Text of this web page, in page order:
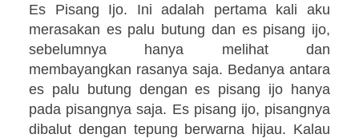
Es Pisang Ijo. Ini adalah pertama kali aku
merasakan es palu butung dan es pisang ijo,
sebelumnya hanya melihat dan
membayangkan rasanya saja. Bedanya antara
es palu butung dengan es pisang ijo hanya
pada pisangnya saja. Es pisang ijo, pisangnya
dibalut dengan tepung berwarna hijau. Kalau